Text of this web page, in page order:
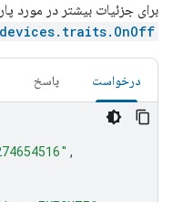
برای جزئیات بیشتر در مورد
درخواست پاسخ
,